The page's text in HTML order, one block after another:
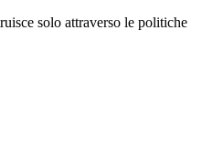
solo attraverso le politiche